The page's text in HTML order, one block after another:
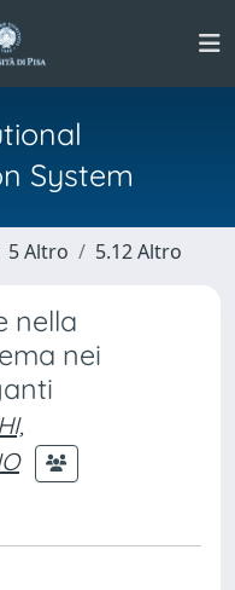
System
5 Altro 5.12 Altro
nella
nei